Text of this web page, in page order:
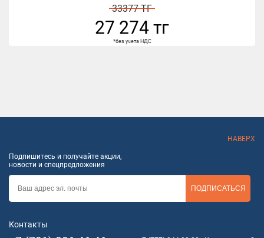
33377 ТГ
27 274 тг
*без учета НДС
НАВЕРХ
Подпишитесь и получайте акции,
новости и спецпредложения
ПОДПИСАТЬСЯ
Контакты